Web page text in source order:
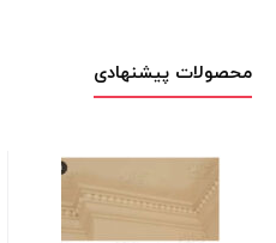
محصولات پیشنهادی